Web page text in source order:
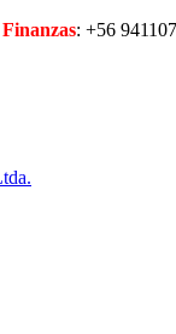
Finanzas: +56